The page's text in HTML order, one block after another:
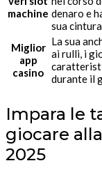
machine denaro e
sua
Miglior
app
casino
La sua
ai rulli, i
durante il
Impara le
giocare
2025